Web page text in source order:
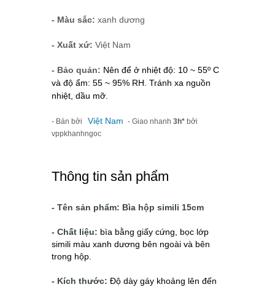
- Màu sắc: xanh dương
- Xuất xứ: Việt Nam
- Bảo quản: Nên để ở nhiệt độ: 10 ~ 55º C
và độ ẩm: 55 ~ 95% RH. Tránh xa nguồn
nhiệt, dầu mỡ.
- Bán bởi Việt Nam - Giao nhanh 3h* bởi
vppkhanhngoc
Thông tin sản phẩm
- Tên sản phẩm: Bìa hộp simili 15cm
- Chất liệu: bìa bằng giấy cứng, bọc lớp
simili màu xanh dương bên ngoài và bên
trong hộp.
- Kích thước: Độ dày gáy khoảng lên đến